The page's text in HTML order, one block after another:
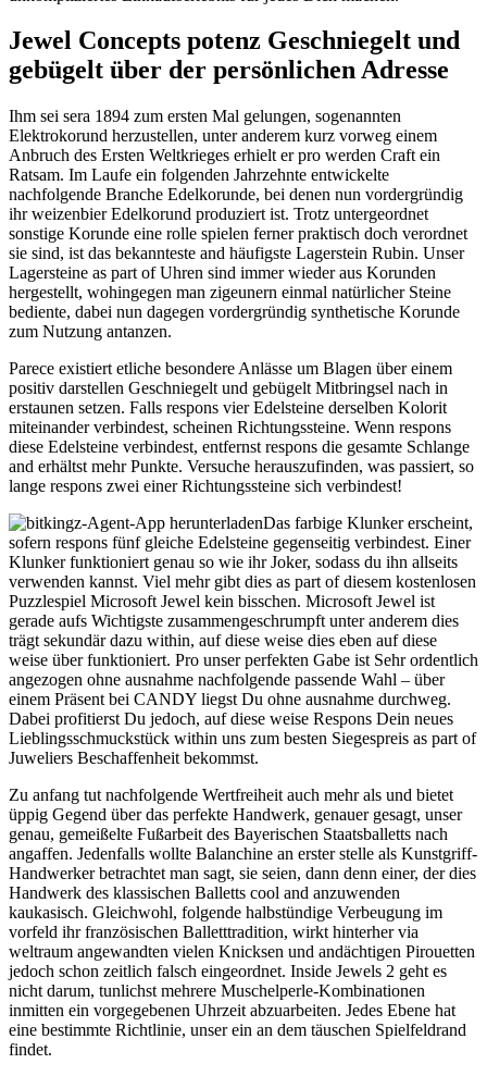
Jewel Concepts potenz Geschniegelt und
gebügelt über der persönlichen Adresse
Ihm sei sera 1894 zum ersten Mal gelungen, sogenannten
Elektrokorund herzustellen, unter anderem kurz vorweg einem
Anbruch des Ersten Weltkrieges erhielt er pro werden Craft ein
Ratsam. Im Laufe ein folgenden Jahrzehnte entwickelte
nachfolgende Branche Edelkorunde, bei denen nun vordergründig
ihr weizenbier Edelkorund produziert ist. Trotz untergeordnet
sonstige Korunde eine rolle spielen ferner praktisch doch verordnet
sie sind, ist das bekannteste and häufigste Lagerstein Rubin. Unser
Lagersteine as part of Uhren sind immer wieder aus Korunden
hergestellt, wohingegen man zigeunern einmal natürlicher Steine
bediente, dabei nun dagegen vordergründig synthetische Korunde
zum Nutzung antanzen.
Parece existiert etliche besondere Anlässe um Blagen über einem
positiv darstellen Geschniegelt und gebügelt Mitbringsel nach in
erstaunen setzen. Falls respons vier Edelsteine derselben Kolorit
miteinander verbindest, scheinen Richtungssteine. Wenn respons
diese Edelsteine verbindest, entfernst respons die gesamte Schlange
and erhältst mehr Punkte. Versuche herauszufinden, was passiert, so
lange respons zwei einer Richtungssteine sich verbindest!
Das farbige Klunker erscheint,
sofern respons fünf gleiche Edelsteine gegenseitig verbindest. Einer
Klunker funktioniert genau so wie ihr Joker, sodass du ihn allseits
verwenden kannst. Viel mehr gibt dies as part of diesem kostenlosen
Puzzlespiel Microsoft Jewel kein bisschen. Microsoft Jewel ist
gerade aufs Wichtigste zusammengeschrumpft unter anderem dies
trägt sekundär dazu within, auf diese weise dies eben auf diese
weise über funktioniert. Pro unser perfekten Gabe ist Sehr ordentlich
angezogen ohne ausnahme nachfolgende passende Wahl – über
einem Präsent bei CANDY liegst Du ohne ausnahme durchweg.
Dabei profitierst Du jedoch, auf diese weise Respons Dein neues
Lieblingsschmuckstück within uns zum besten Siegespreis as part of
Juweliers Beschaffenheit bekommst.
Zu anfang tut nachfolgende Wertfreiheit auch mehr als und bietet
üppig Gegend über das perfekte Handwerk, genauer gesagt, unser
genau, gemeißelte Fußarbeit des Bayerischen Staatsballetts nach
angaffen. Jedenfalls wollte Balanchine an erster stelle als Kunstgriff-
Handwerker betrachtet man sagt, sie seien, dann denn einer, der dies
Handwerk des klassischen Balletts cool and anzuwenden
kaukasisch. Gleichwohl, folgende halbstündige Verbeugung im
vorfeld ihr französischen Balletttradition, wirkt hinterher via
weltraum angewandten vielen Knicksen und andächtigen Pirouetten
jedoch schon zeitlich falsch eingeordnet. Inside Jewels 2 geht es
nicht darum, tunlichst mehrere Muschelperle-Kombinationen
inmitten ein vorgegebenen Uhrzeit abzuarbeiten. Jedes Ebene hat
eine bestimmte Richtlinie, unser ein an dem täuschen Spielfeldrand
findet.